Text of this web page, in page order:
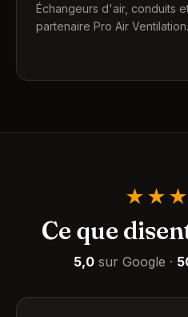
Échangeurs d'air, conduits
partenaire Pro Air Ventilation.
Ce que
5,0 sur Google ·